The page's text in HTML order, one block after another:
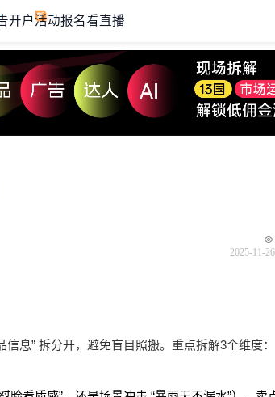
开户活动报名看直播
2025-11-
息” 拆分开，避免盲目照搬。重点拆解3个维度：